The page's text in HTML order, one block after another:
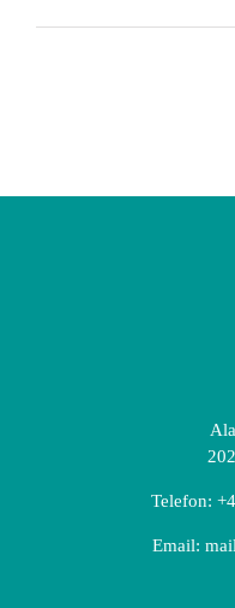
Telefon:
Email: